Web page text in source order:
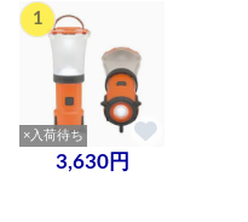
1
×入荷待ち
3,630円